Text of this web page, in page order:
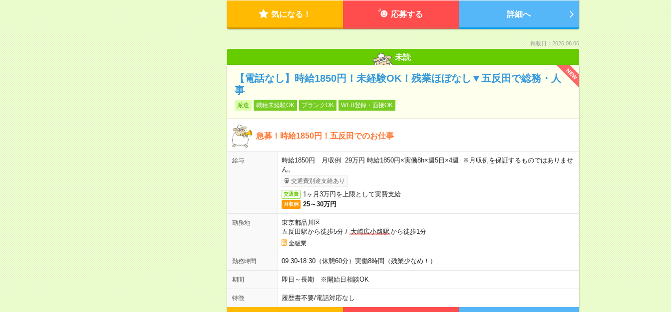
気になる！ 応募する 詳細へ
掲載日：2026.08.06
未読
NEW
【電話なし】時給1850円！未経験OK！残業ほぼなし▼五反田で総務・人
事
派遣 職種未経験OK ブランクOK WEB登録・面接OK
急募！時給1850円！五反田でのお仕事
給与
時給1850円 月収例 29万円 時給1850円×実働8h×週5日×4週 ※月収例を保証するものではありませ
ん。
交通費別途支給あり
交通費 1ヶ月3万円を上限として実費支給
月収例 25～30万円
勤務地
東京都品川区
五反田駅から徒歩5分/ 大崎広小路駅から徒歩1分
金融業
勤務時間 09:30-18:30（休憩60分）実働8時間（残業少なめ！）
期間 即日～長期 ※開始日相談OK
特徴 履歴書不要/電話対応なし